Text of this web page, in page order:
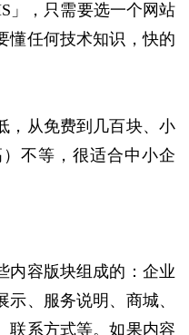
」，只需要选一个网站
懂任何技术知识，快的
，从免费到几百块、小
不等，很适合中小企
内容版块组成的：企业
、服务说明、商城、
联系方式等。如果内容